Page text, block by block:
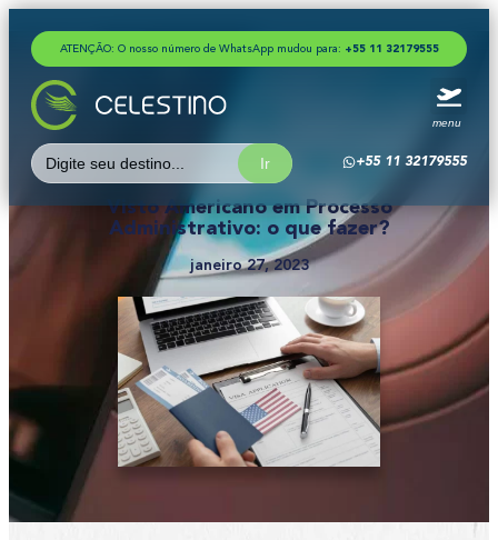
ATENÇÃO: O nosso número de WhatsApp mudou para: + 55 1 1 321 79555
menu
Search
for:
+55 11 32179555
Visto Americano em Processo
Administrativo: o que fazer?
janeiro 27, 2023